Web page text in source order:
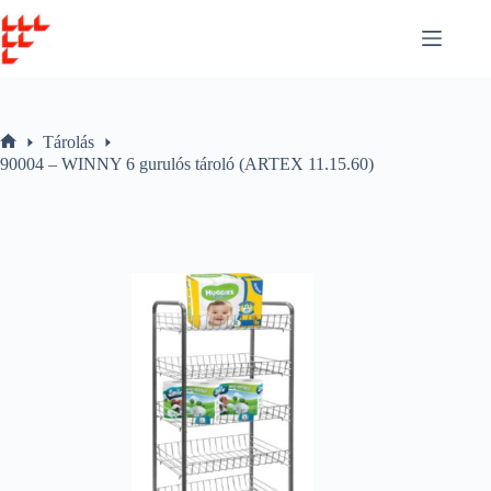
to
content
Home
Tárolás
90004 – WINNY 6 gurulós tároló (ARTEX 11.15.60)